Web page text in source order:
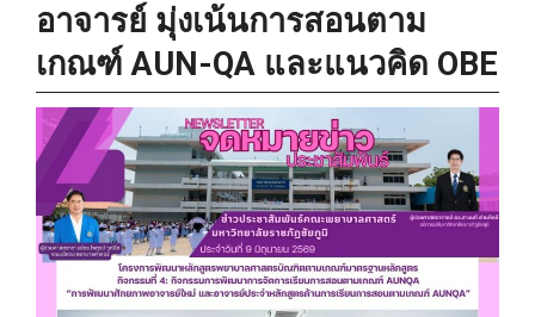
อาจารย์ มุ่งเน้นการสอนตาม
เกณฑ์ AUN-QA และแนวคิด OBE